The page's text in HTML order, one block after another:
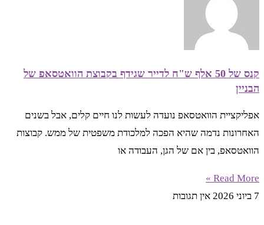
קנס של 50 אלף ש"ח לדייר שגידף בקבוצת הוואטסאפ של
הבניין
אפליקציית הוואטסאפ נועדה לעשות לנו חיים קלים, אבל בשנים
האחרונות נדמה שהיא הפכה למלכודת משפטית של ממש. קבוצות
הוואטסאפ, בין אם של הגן, העבודה או
Read More »
7 ביוני 2026
אין תגובות